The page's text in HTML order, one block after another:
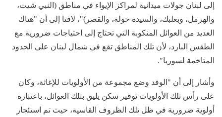
إلى لبنان جولات ميدانية لمراكز الإيواء في مناطق (النبي شيت،
والهرمل، وبعلبك، والسيدة خولة، والقصر)"، لافتا إلى أن "هناك
العديد من العوائل المنكوبة التي تحتاج إلى احتياجات ضرورية مع
الطقس البارد، لأن تلك المناطق تقع في شمال لبنان على الحدود
المتاخمة لسوريا".
وأشار إلى أن "الوفد وضع مجموعة من الأولويات للإغاثة، وكان
على رأس تلك الأولويات توفير سكن يليق بتلك العوائل، باعتباره
أولوية ضرورية في ظل تلك الظروف القاسية، حيث تم استئجار